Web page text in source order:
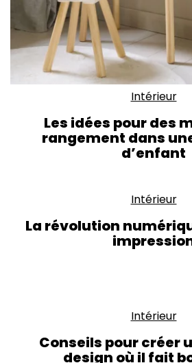
Intérieur
Les idées pour des
rangement dans
d’enfant
Intérieur
La révolution
Intérieur
Conseils pour créer
design où il fait